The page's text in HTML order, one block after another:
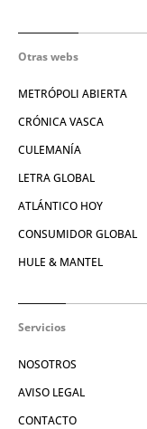
Otras webs
METRÓPOLI ABIERTA
CRÓNICA VASCA
CULEMANÍA
LETRA GLOBAL
ATLÁNTICO HOY
CONSUMIDOR GLOBAL
HULE & MANTEL
Servicios
NOSOTROS
AVISO LEGAL
CONTACTO